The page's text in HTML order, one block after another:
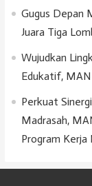
Gugus Depan
Juara Tiga
Wujudkan
Edukatif, MAN
Perkuat
Madrasah,
Program Kerja